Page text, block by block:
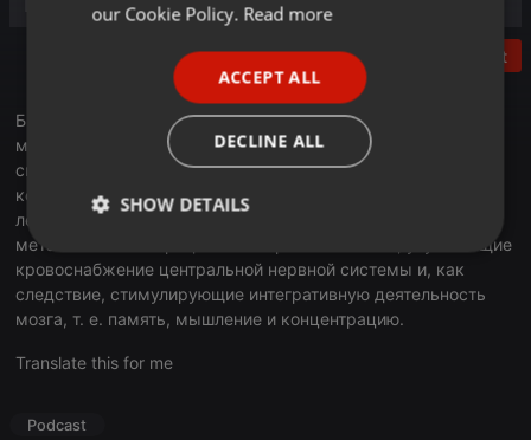
Post
Биохакинг - это один из методов, с помощью которого мы
можем не только защитить свой организм, но и расширить
свои физиологические возможности, в том числе и
когнитивные функции головного мозга. Ноотропы – это
лекарственные препараты, оказывающие влияние на
метаболические процессы в нервных клетках, улучшающие
кровоснабжение центральной нервной системы и, как
следствие, стимулирующие интегративную деятельность
мозга, т. е. память, мышление и концентрацию.
Translate this for me
Podcast
our Cookie Policy. Read more
ACCEPT ALL
DECLINE ALL
SHOW DETAILS
Strictly
necessary
Targeting Functionality